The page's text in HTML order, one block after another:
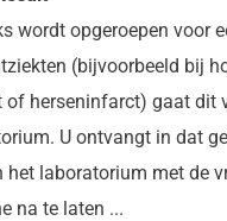
wordt opgeroepen voor
(bijvoorbeeld bij
of herseninfarct) gaat dit
U ontvangt in dat
het laboratorium met de
na te laten ...